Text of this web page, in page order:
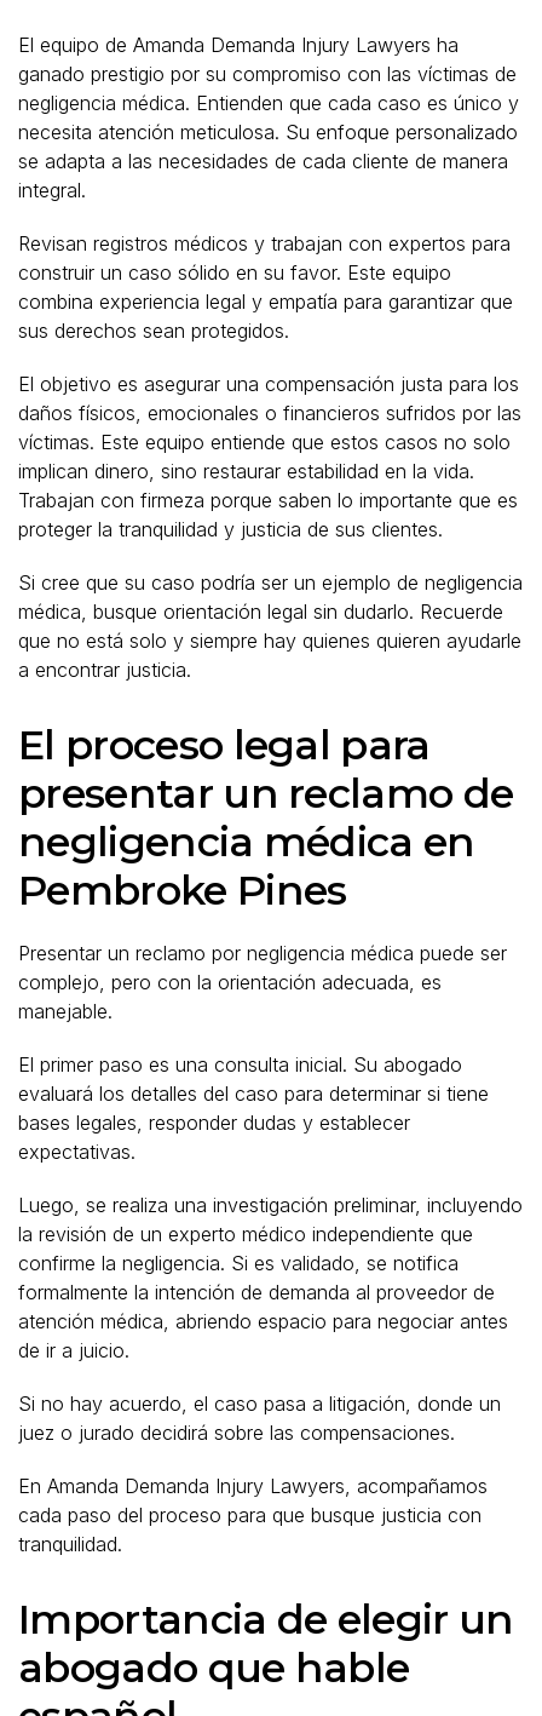
El equipo de Amanda Demanda Injury Lawyers ha
ganado prestigio por su compromiso con las víctimas de
negligencia médica. Entienden que cada caso es único y
necesita atención meticulosa. Su enfoque personalizado
se adapta a las necesidades de cada cliente de manera
integral.
Revisan registros médicos y trabajan con expertos para
construir un caso sólido en su favor. Este equipo
combina experiencia legal y empatía para garantizar que
sus derechos sean protegidos.
El objetivo es asegurar una compensación justa para los
daños físicos, emocionales o financieros sufridos por las
víctimas. Este equipo entiende que estos casos no solo
implican dinero, sino restaurar estabilidad en la vida.
Trabajan con firmeza porque saben lo importante que es
proteger la tranquilidad y justicia de sus clientes.
Si cree que su caso podría ser un ejemplo de negligencia
médica, busque orientación legal sin dudarlo. Recuerde
que no está solo y siempre hay quienes quieren ayudarle
a encontrar justicia.
El proceso legal para
presentar un reclamo de
negligencia médica en
Pembroke Pines
Presentar un reclamo por negligencia médica puede ser
complejo, pero con la orientación adecuada, es
manejable.
El primer paso es una consulta inicial. Su abogado
evaluará los detalles del caso para determinar si tiene
bases legales, responder dudas y establecer
expectativas.
Luego, se realiza una investigación preliminar, incluyendo
la revisión de un experto médico independiente que
confirme la negligencia. Si es validado, se notifica
formalmente la intención de demanda al proveedor de
atención médica, abriendo espacio para negociar antes
de ir a juicio.
Si no hay acuerdo, el caso pasa a litigación, donde un
juez o jurado decidirá sobre las compensaciones.
En Amanda Demanda Injury Lawyers, acompañamos
cada paso del proceso para que busque justicia con
tranquilidad.
Importancia de elegir un
abogado que hable